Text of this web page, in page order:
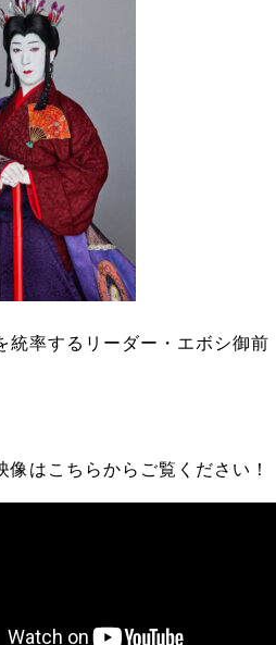
統率するリーダー・エボシ御前
像はこちらからご覧ください！